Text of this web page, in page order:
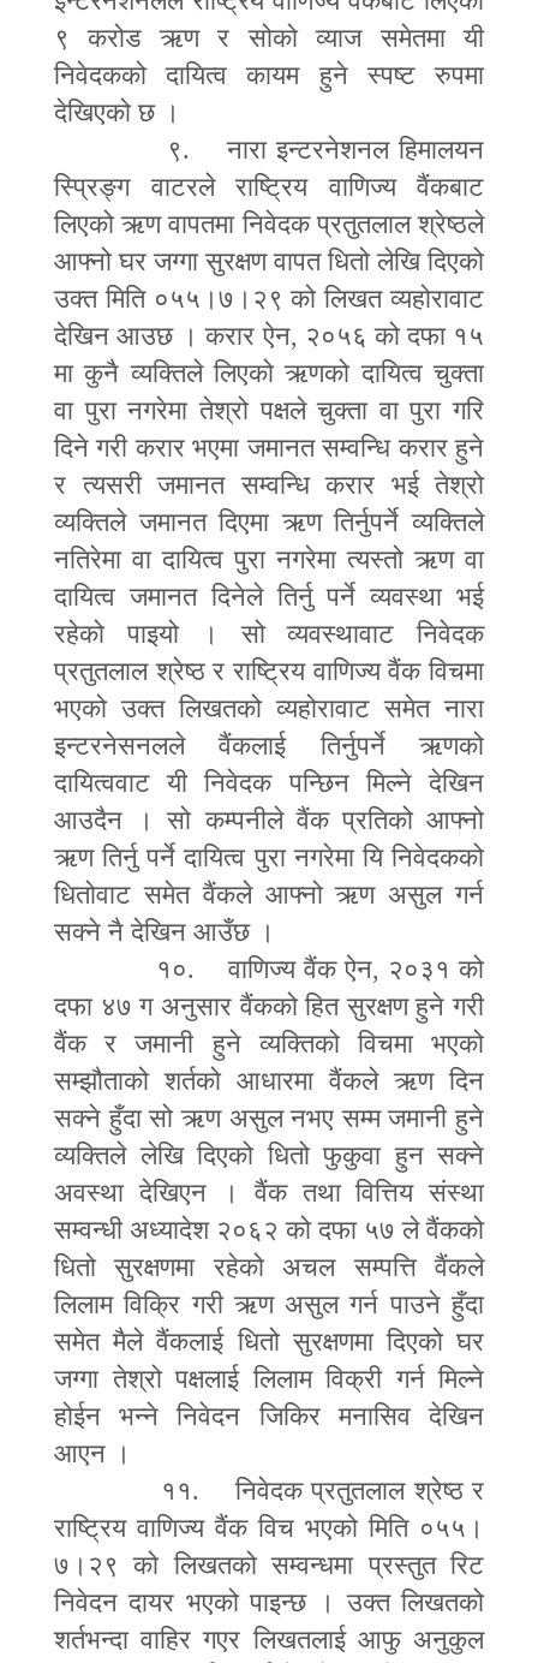
९ करोड ऋण र सोको व्याज समेतमा यी
निवेदकको दायित्व कायम हुने स्पष्ट रुपमा
देखिएको छ ।
९. नारा इन्टरनेशनल हिमालयन
स्प्रिङ्ग वाटरले राष्ट्रिय वाणिज्य वैंकबाट
लिएको ऋण वापतमा निवेदक प्रतुतलाल श्रेष्ठले
आफ्नो घर जग्गा सुरक्षण वापत धितो लेखि दिएको
उक्त मिति ०५५।७।२९ को लिखत व्यहोरावाट
देखिन आउछ । करार ऐन, २०५६ को दफा १५
मा कुनै व्यक्तिले लिएको ऋणको दायित्व चुक्ता
वा पुरा नगरेमा तेश्रो पक्षले चुक्ता वा पुरा गरि
दिने गरी करार भएमा जमानत सम्वन्धि करार हुने
र त्यसरी जमानत सम्वन्धि करार भई तेश्रो
व्यक्तिले जमानत दिएमा ऋण तिर्नुपर्ने व्यक्तिले
नतिरेमा वा दायित्व पुरा नगरेमा त्यस्तो ऋण वा
दायित्व जमानत दिनेले तिर्नु पर्ने व्यवस्था भई
रहेको पाइयो । सो व्यवस्थावाट निवेदक
प्रतुतलाल श्रेष्ठ र राष्ट्रिय वाणिज्य वैंक विचमा
भएको उक्त लिखतको व्यहोरावाट समेत नारा
इन्टरनेसनलले वैंकलाई तिर्नुपर्ने ऋणको
दायित्ववाट यी निवेदक पन्छिन मिल्ने देखिन
आउदैन । सो कम्पनीले वैंक प्रतिको आफ्नो
ऋण तिर्नु पर्ने दायित्व पुरा नगरेमा यि निवेदकको
धितोवाट समेत वैंकले आफ्नो ऋण असुल गर्न
सक्ने नै देखिन आउँछ ।
१०. वाणिज्य वैंक ऐन, २०३१ को
दफा ४७ ग अनुसार वैंकको हित सुरक्षण हुने गरी
वैंक र जमानी हुने व्यक्तिको विचमा भएको
सम्झौताको शर्तको आधारमा वैंकले ऋण दिन
सक्ने हुँदा सो ऋण असुल नभए सम्म जमानी हुने
व्यक्तिले लेखि दिएको धितो फुकुवा हुन सक्ने
अवस्था देखिएन । वैंक तथा वित्तिय संस्था
सम्वन्धी अध्यादेश २०६२ को दफा ५७ ले वैंकको
धितो सुरक्षणमा रहेको अचल सम्पत्ति वैंकले
लिलाम विक्रि गरी ऋण असुल गर्न पाउने हुँदा
समेत मैले वैंकलाई धितो सुरक्षणमा दिएको घर
जग्गा तेश्रो पक्षलाई लिलाम विक्री गर्न मिल्ने
होईन भन्ने निवेदन जिकिर मनासिव देखिन
आएन ।
११. निवेदक प्रतुतलाल श्रेष्ठ र
राष्ट्रिय वाणिज्य वैंक विच भएको मिति ०५५।
७।२९ को लिखतको सम्वन्धमा प्रस्तुत रिट
निवेदन दायर भएको पाइन्छ । उक्त लिखतको
शर्तभन्दा वाहिर गएर लिखतलाई आफु अनुकुल